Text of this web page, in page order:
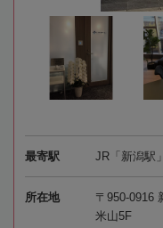
最寄駅 JR「新潟駅
所在地
〒950-0916
米山5F